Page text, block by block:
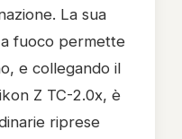
La sua
fuoco permette
e collegando il
Z TC-2.0x, è
riprese